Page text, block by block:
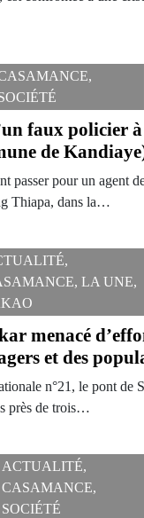
,
faux policier
de
passer pour un agent
Thiapa, dans la…
,
, LA UNE,
menacé
et des
n°21, le pont de
près de trois…
ACTUALITÉ,
CASAMANCE,
SOCIÉTÉ